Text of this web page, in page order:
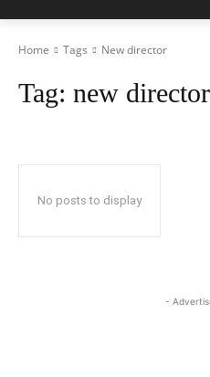
Home Tags New director
Tag: new director
No posts to display
-